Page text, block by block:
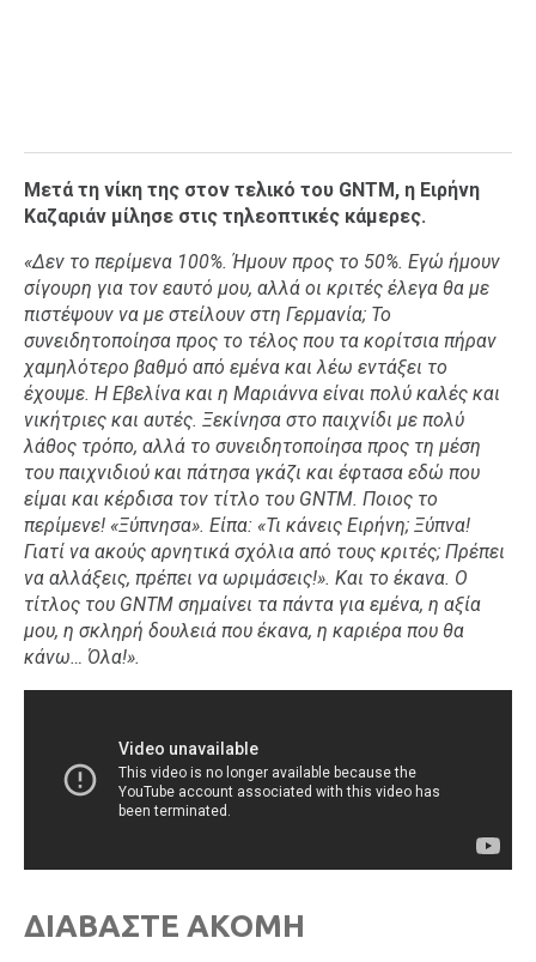
Μετά τη νίκη της στον τελικό του GNTM, η Ειρήνη
Καζαριάν μίλησε στις τηλεοπτικές κάμερες.
«Δεν το περίμενα 100%. Ήμουν προς το 50%. Εγώ ήμουν
σίγουρη για τον εαυτό μου, αλλά οι κριτές έλεγα θα με
πιστέψουν να με στείλουν στη Γερμανία; Το
συνειδητοποίησα προς το τέλος που τα κορίτσια πήραν
χαμηλότερο βαθμό από εμένα και λέω εντάξει το
έχουμε. Η Εβελίνα και η Μαριάννα είναι πολύ καλές και
νικήτριες και αυτές. Ξεκίνησα στο παιχνίδι με πολύ
λάθος τρόπο, αλλά το συνειδητοποίησα προς τη μέση
του παιχνιδιού και πάτησα γκάζι και έφτασα εδώ που
είμαι και κέρδισα τον τίτλο του GNTM. Ποιος το
περίμενε! «Ξύπνησα». Είπα: «Τι κάνεις Ειρήνη; Ξύπνα!
Γιατί να ακούς αρνητικά σχόλια από τους κριτές; Πρέπει
να αλλάξεις, πρέπει να ωριμάσεις!». Και το έκανα. Ο
τίτλος του GNTM σημαίνει τα πάντα για εμένα, η αξία
μου, η σκληρή δουλειά που έκανα, η καριέρα που θα
κάνω… Όλα!».
ΔΙΑΒΑΣΤΕ ΑΚΟΜΗ